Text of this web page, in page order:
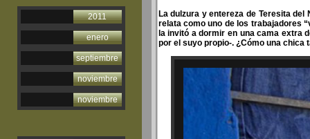
2011
enero
septiembre
noviembre
noviembre
La dulzura y entereza de Teresita
relata como uno de los trabajadores
la invitó a dormir en una cama extra
por el suyo propio-. ¿Cómo una